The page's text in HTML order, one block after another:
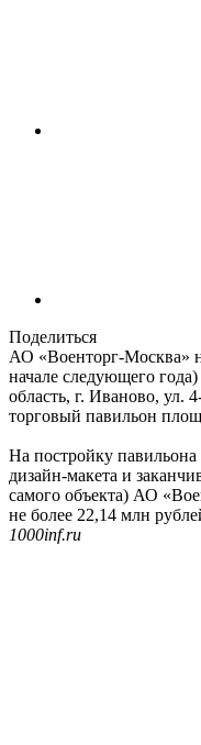
Поделиться
АО «Военторг-Москва»
начале следующего
область, г. Иваново, ул.
торговый павильон
На постройку павильона
дизайн-макета и
самого объекта) АО
не более 22,14 млн
1000inf.ru